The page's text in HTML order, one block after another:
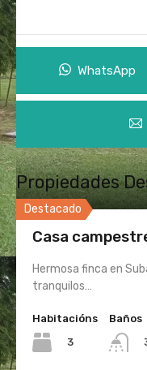
WhatsApp
Propiedades
Destacado
Casa
Hermosa finca en
tranquilos…
Habitacións
3
Baños